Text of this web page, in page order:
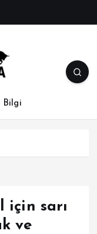
Bilgi
için sarı
ve